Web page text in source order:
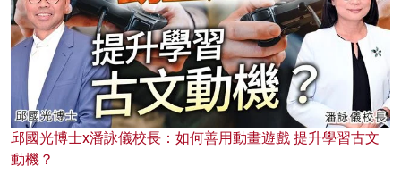
邱國光博士x潘詠儀校長：如何善用動畫遊戲 提升學習古文
動機？